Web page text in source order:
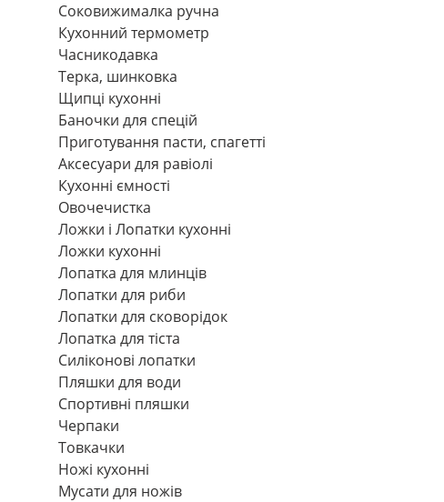
Соковижималка ручна
Кухонний термометр
Часникодавка
Терка, шинковка
Щипці кухонні
Баночки для спецій
Приготування пасти, спагетті
Аксесуари для равіолі
Кухонні ємності
Овочечистка
Ложки і Лопатки кухонні
Ложки кухонні
Лопатка для млинців
Лопатки для риби
Лопатки для сковорідок
Лопатка для тіста
Силіконові лопатки
Пляшки для води
Спортивні пляшки
Черпаки
Товкачки
Ножі кухонні
Мусати для ножів